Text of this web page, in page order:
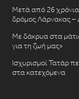
Μετά από 26
δρόμος Λάρνακας –
Με δάκρυα στα
για τη ζωή μας»
Ισχυρισμοί Τατάρ
στα κατεχόμενα